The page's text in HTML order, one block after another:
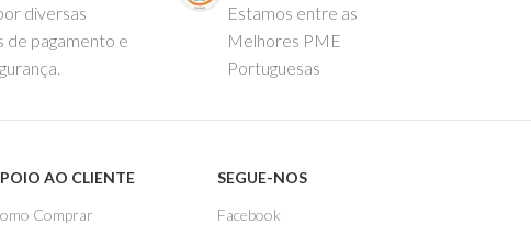
diversas
de pagamento e
Estamos entre as
Melhores PME
Portuguesas
AO CLIENTE
Comprar
SEGUE-NOS
Facebook